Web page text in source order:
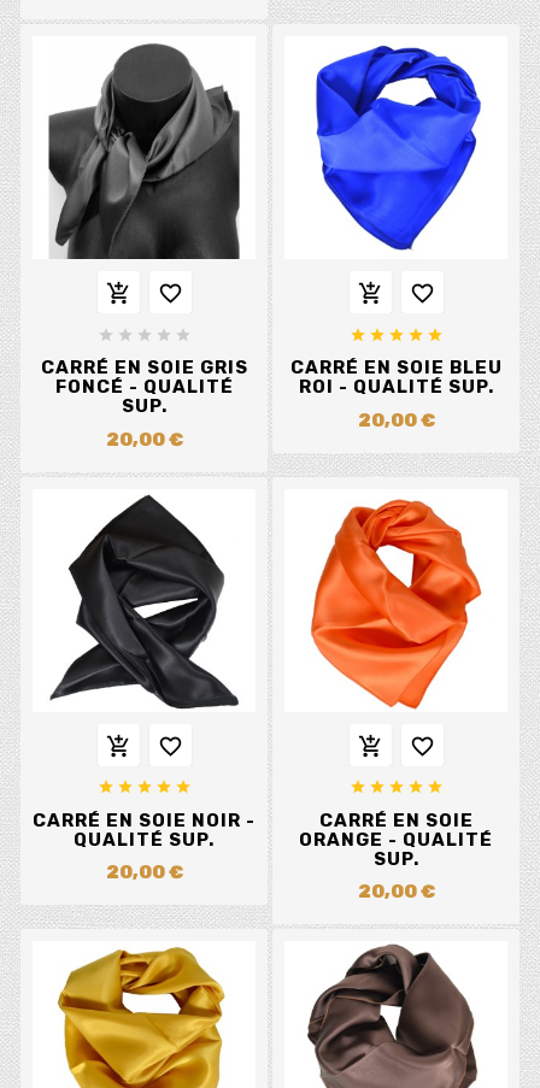
 
    
CARRÉ EN SOIE GRIS
FONCÉ - QUALITÉ
SUP.
20,00 €
 
    
CARRÉ EN SOIE BLEU
ROI - QUALITÉ SUP.
20,00 €
 
    
CARRÉ EN SOIE NOIR -
QUALITÉ SUP.
20,00 €
 
    
CARRÉ EN SOIE
ORANGE - QUALITÉ
SUP.
20,00 €